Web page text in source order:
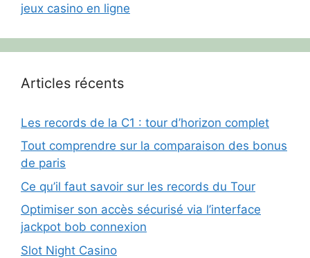
jeux casino en ligne
Articles récents
Les records de la C1 : tour d’horizon complet
Tout comprendre sur la comparaison des bonus
de paris
Ce qu’il faut savoir sur les records du Tour
Optimiser son accès sécurisé via l’interface
jackpot bob connexion
Slot Night Casino